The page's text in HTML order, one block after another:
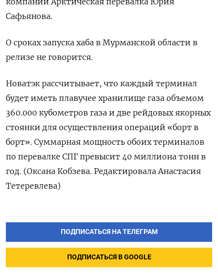
Сафьянова.
О сроках запуска хаба в Мурманской области в
релизе не говорится.
Новатэк рассчитывает, что каждый терминал
будет иметь плавучее хранилище газа объемом
360.000 кубометров газа и две рейдовых якорных
стоянки для осуществления операций «борт в
борт». Суммарная мощность обоих терминалов
по перевалке СПГ превысит 40 миллиона тонн в
год. (Оксана Кобзева. Редактировала Анастасия
Тетеревлева)
ПОДПИСАТЬСЯ НА ТЕЛЕГРАМ
ПОДПИСАТЬСЯ В GOOGLE